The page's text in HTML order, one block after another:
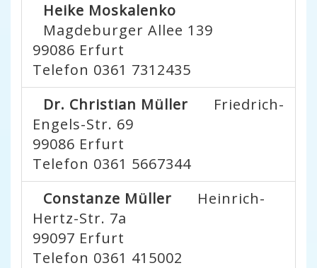
Heike Moskalenko
Magdeburger Allee 139
99086 Erfurt
Telefon 0361 7312435
Dr. Christian Müller
Friedrich-
Engels-Str. 69
99086 Erfurt
Telefon 0361 5667344
Constanze Müller
Heinrich-
Hertz-Str. 7a
99097 Erfurt
Telefon 0361 415002